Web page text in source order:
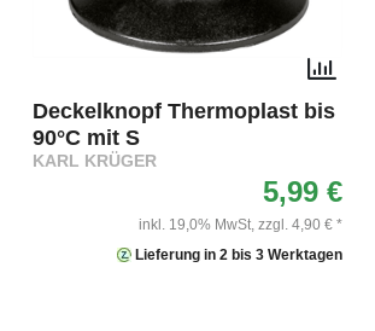
Deckelknopf Thermoplast bis
90°C mit S
KARL KRÜGER
5,99 €
inkl. 19,0% MwSt, zzgl. 4,90 € *
Lieferung in 2 bis 3 Werktagen